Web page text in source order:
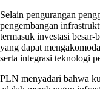
Selain pengurangan
pengembangan
termasuk investasi
yang dapat
serta integrasi teknologi
PLN menyadari bahwa